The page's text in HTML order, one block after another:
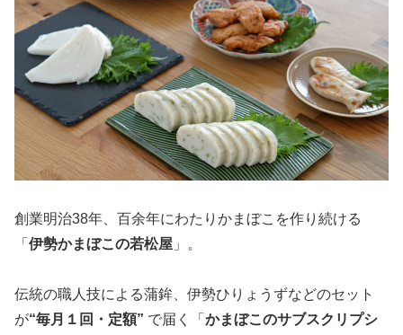
創業明治38年、百余年にわたりかまぼこを作り続ける
「 伊勢かまぼこの若松屋 」。
伝統の職人技による蒲鉾、伊勢ひりょうずなどのセット
が“毎月１回・定額” で届く「 かまぼこのサブスクリプシ